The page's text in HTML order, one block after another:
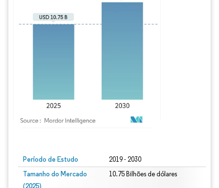
Período de Estudo 2019 - 2030
Tamanho do Mercado
(2025)
10.75 Bilhões de dólares